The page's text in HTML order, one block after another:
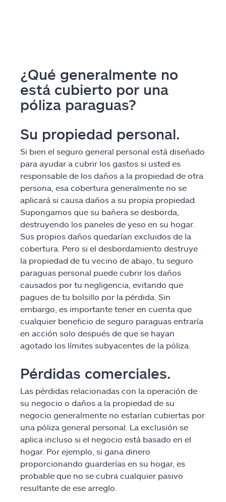
¿Qué generalmente no
está cubierto por una
póliza paraguas?
Su propiedad personal.
Si bien el seguro general personal está diseñado
para ayudar a cubrir los gastos si usted es
responsable de los daños a la propiedad de otra
persona, esa cobertura generalmente no se
aplicará si causa daños a su propia propiedad.
Supongamos que su bañera se desborda,
destruyendo los paneles de yeso en su hogar.
Sus propios daños quedarían excluidos de la
cobertura. Pero si el desbordamiento destruye
la propiedad de tu vecino de abajo, tu seguro
paraguas personal puede cubrir los daños
causados por tu negligencia, evitando que
pagues de tu bolsillo por la pérdida. Sin
embargo, es importante tener en cuenta que
cualquier beneficio de seguro paraguas entraría
en acción solo después de que se hayan
agotado los límites subyacentes de la póliza.
Pérdidas comerciales.
Las pérdidas relacionadas con la operación de
su negocio o daños a la propiedad de su
negocio generalmente no estarían cubiertas por
una póliza general personal. La exclusión se
aplica incluso si el negocio está basado en el
hogar. Por ejemplo, si gana dinero
proporcionando guarderías en su hogar, es
probable que no se cubra cualquier pasivo
resultante de ese arreglo.